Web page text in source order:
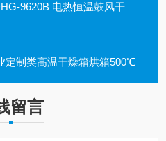
电热恒温鼓风干燥箱 支持订制
定制类高温干燥箱烘箱500℃
留言